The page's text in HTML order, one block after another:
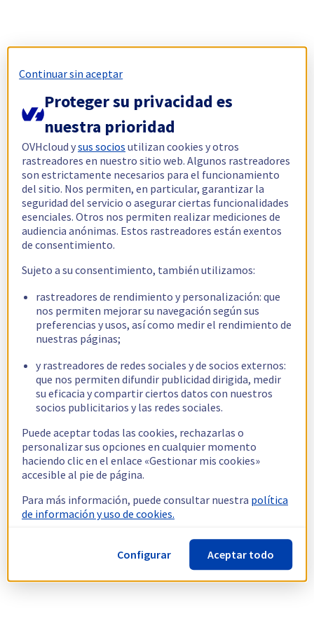
Continuar sin aceptar
Proteger su privacidad es
nuestra prioridad
OVHcloud ysus socios utilizan cookies y otros
rastreadores en nuestro sitio web. Algunos rastreadores
son estrictamente necesarios para el funcionamiento
del sitio. Nos permiten, en particular, garantizar la
seguridad del servicio o asegurar ciertas funcionalidades
esenciales. Otros nos permiten realizar mediciones de
audiencia anónimas. Estos rastreadores están exentos
de consentimiento.
Sujeto a su consentimiento, también utilizamos:
rastreadores de rendimiento y personalización: que
nos permiten mejorar su navegación según sus
preferencias y usos, así como medir el rendimiento de
nuestras páginas;
y rastreadores de redes sociales y de socios externos:
que nos permiten difundir publicidad dirigida, medir
su eficacia y compartir ciertos datos con nuestros
socios publicitarios y las redes sociales.
Puede aceptar todas las cookies, rechazarlas o
personalizar sus opciones en cualquier momento
haciendo clic en el enlace «Gestionar mis cookies»
accesible al pie de página.
Para más información, puede consultar nuestra política
de información y uso de cookies.
Configurar Aceptar todo